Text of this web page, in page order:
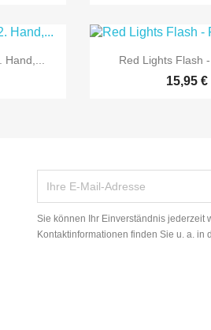
Hand,... 
Red Lights Flash
15,95 €
Sie können Ihr Einverständnis jederzeit
Kontaktinformationen finden Sie u. a. in